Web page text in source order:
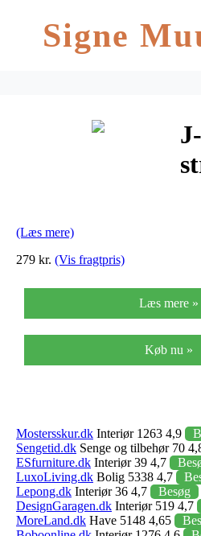
Signe
(Læs mere)
279 kr. (Vis fragtpris)
Læs mere »
Køb nu »
Mostersskur.dk Interiør 1263 4,9
Sengetid.dk Senge og tilbehør 70
ESfurniture.dk Interiør 39 4,7
LuxoLiving.dk Bolig 5338 4,7
Lepong.dk Interiør 36 4,7
Besøg
DesignGaragen.dk Interiør 519 4,7
MoreLand.dk Have 5148 4,65